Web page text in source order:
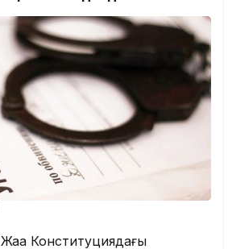
Жаңа Конституциядағы